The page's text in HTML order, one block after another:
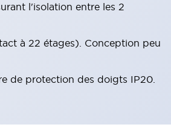
l'isolation entre les 2
à 22 étages). Conception peu
de protection des doigts IP20.